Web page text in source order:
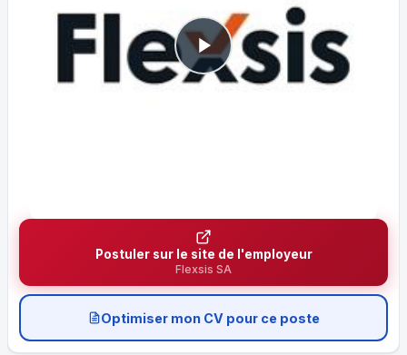
Postuler sur le site de l'employeur
Flexsis SA
Optimiser mon CV pour ce poste